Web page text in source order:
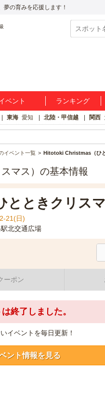
の育みを応援します！
ベント ランキング
東海 愛知 北陸・甲信越 関西
イベント一覧 Hitotoki Christmas（ひ
マス）の基本情報
ときクリスマ
21(日)
北交通広場
ーポン
終了しました。
イベントを毎日更新！
ント情報を見る